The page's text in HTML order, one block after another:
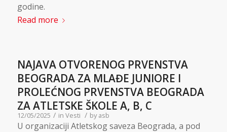
godine.
Read more
NAJAVA OTVORENOG PRVENSTVA
BEOGRADA ZA MLAĐE JUNIORE I
PROLEĆNOG PRVENSTVA BEOGRADA
ZA ATLETSKE ŠKOLE A, B, C
12/05/2025 / in Vesti / byasb
U organizaciji Atletskog saveza Beograda, a pod